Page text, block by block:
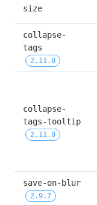
size
collapse-
tags
2.11.0
collapse-
2.11.0
2.9.7